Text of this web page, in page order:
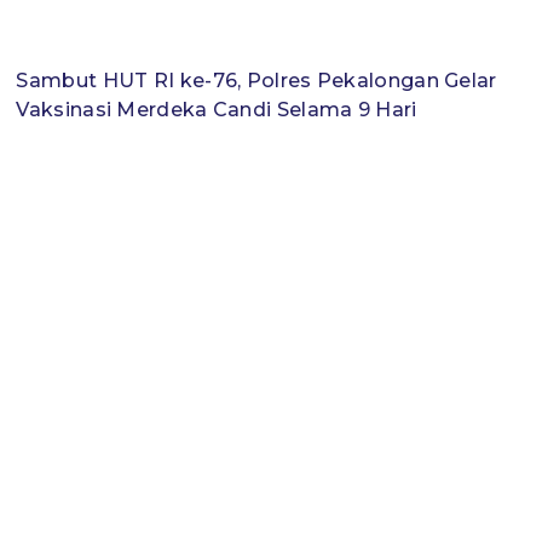
Sambut HUT RI ke-76, Polres Pekalongan Gelar
Vaksinasi Merdeka Candi Selama 9 Hari